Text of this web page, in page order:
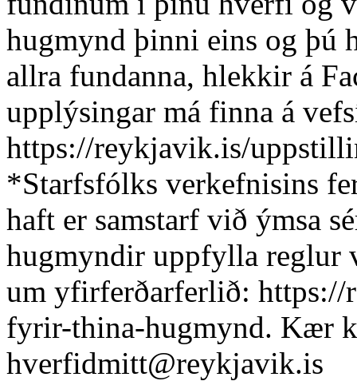
hugmynd þinni eins og
allra fundanna, hlekkir á
upplýsingar má finna á
https://reykjavik.is/
*Starfsfólks verkefnisins
haft er samstarf við ýmsa
hugmyndir uppfylla reglur
um yfirferðarferlið:
fyrir-thina-hugmynd. Kær
hverfidmitt@reykjavik.is